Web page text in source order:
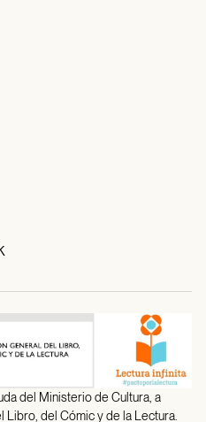
del Ministerio de Cultura, a
del Cómic y de la Lectura.